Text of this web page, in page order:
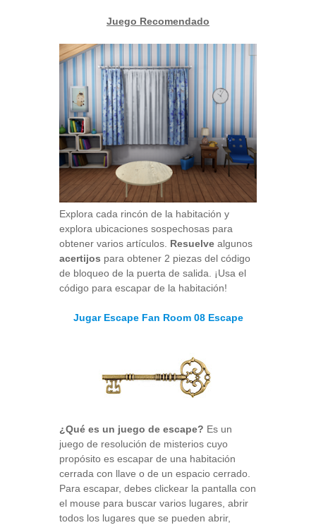
Juego Recomendado
Explora cada rincón de la habitación y
explora ubicaciones sospechosas para
obtener varios artículos. Resuelve algunos
acertijos para obtener 2 piezas del código
de bloqueo de la puerta de salida. ¡Usa el
código para escapar de la habitación!
Jugar Escape Fan Room 08 Escape
¿Qué es un juego de escape? Es un
juego de resolución de misterios cuyo
propósito es escapar de una habitación
cerrada con llave o de un espacio cerrado.
Para escapar, debes clickear la pantalla con
el mouse para buscar varios lugares, abrir
todos los lugares que se pueden abrir,